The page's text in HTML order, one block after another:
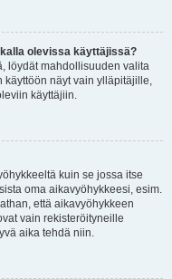
olevissa käyttäjissä?
löydät mahdollisuuden valita
käyttöön näyt vain ylläpitäjille,
käyttäjiin.
kuin se jossa itse
oma aikavyöhykkeesi, esim.
että aikavyöhykkeen
vain rekisteröityneille
aika tehdä niin.